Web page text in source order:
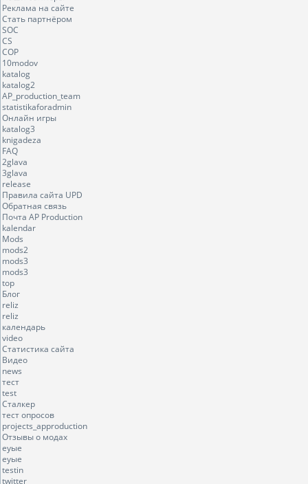
Реклама на сайте
Стать партнёром
SOC
CS
COP
10modov
katalog
katalog2
AP_production_team
statistikaforadmin
Онлайн игры
katalog3
knigadeza
FAQ
2glava
3glava
release
Правила сайта UPD
Обратная связь
Почта AP Production
kalendar
Mods
mods2
mods3
mods3
top
Блог
reliz
reliz
календарь
video
Статистика сайта
Видео
news
тест
test
Сталкер
тест опросов
projects_approduction
Отзывы о модах
еуые
еуые
testin
twitter